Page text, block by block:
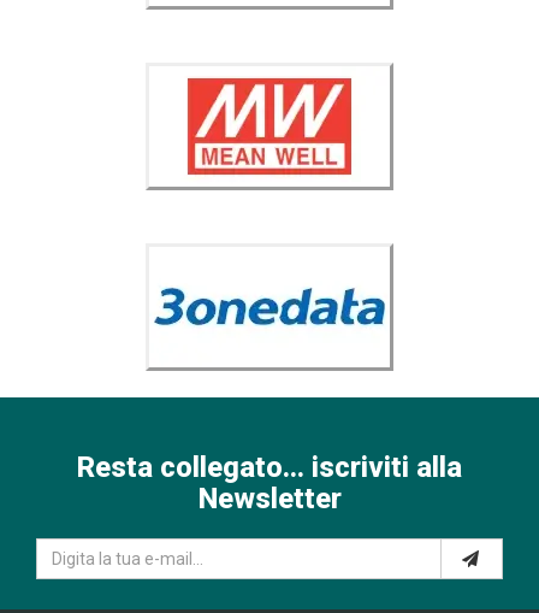
Resta collegato... iscriviti alla
Newsletter